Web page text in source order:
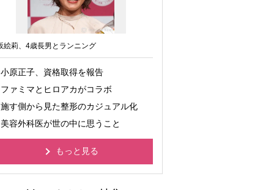
絵莉、4歳長男とランニング
小原正子、資格取得を報告
ファミマとヒロアカがコラボ
施す側から見た整形のカジュアル化
美容外科医が世の中に思うこと
もっと見る